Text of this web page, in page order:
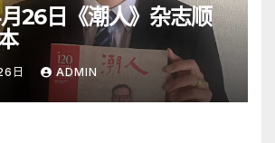
26日《潮人》杂志顺
日 ADMIN